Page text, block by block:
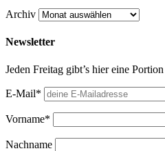
Archiv
Newsletter
Jeden Freitag gibt’s hier eine
E-Mail*
Vorname*
Nachname